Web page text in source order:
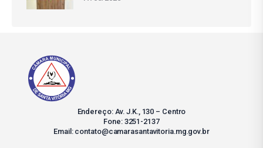
Endereço: Av. J.K., 130 – Centro
Fone: 3251-2137
Email: contato@camarasantavitoria.mg.gov.br